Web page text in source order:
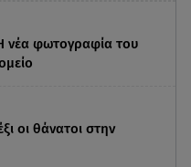
νέα φωτογραφία του
οι θάνατοι στην